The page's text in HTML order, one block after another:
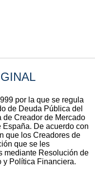
por la que se regula
de Deuda Pública del
de Creador de Mercado
De acuerdo con
que los Creadores de
que se les
mediante Resolución de
y Política Financiera.